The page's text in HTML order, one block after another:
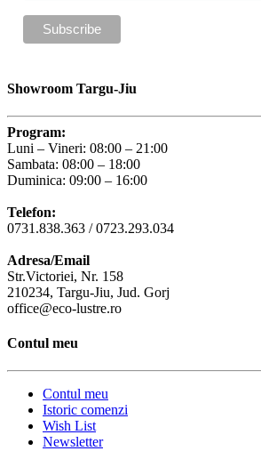
Showroom Targu-Jiu
Program:
Luni – Vineri: 08:00 – 21:00
Sambata: 08:00 – 18:00
Duminica: 09:00 – 16:00
Telefon:
0731.838.363 / 0723.293.034
Adresa/Email
Str.Victoriei, Nr. 158
210234, Targu-Jiu, Jud. Gorj
office@eco-lustre.ro
Contul meu
Contul meu
Istoric comenzi
Wish List
Newsletter